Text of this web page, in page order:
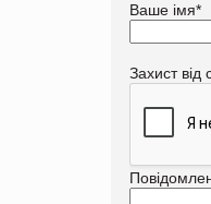
Ваше імя*
Захист від